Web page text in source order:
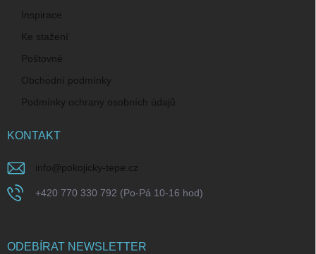
Inspirace
Ke stažení
Poštovné
Obchodní podmínky
Podmínky ochrany osobních údajů
KONTAKT
info@pokojicky-tepe.cz
+420 770 330 792 (Po-Pá 10-16 hod)
ODEBÍRAT NEWSLETTER